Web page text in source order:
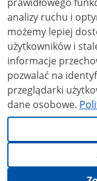
analizy ruchu i
możemy lepiej
użytkowników i stale
informacje
pozwalać na
przeglądarki
dane osobowe.